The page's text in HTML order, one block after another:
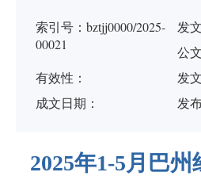
索引号：bztjj0000/2025-
00021
发
公
有效性：
发
成文日期：
发
2025年1-5月巴